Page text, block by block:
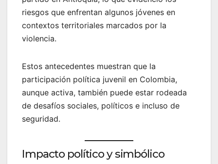
riesgos que enfrentan algunos jóvenes en
contextos territoriales marcados por la
violencia.
Estos antecedentes muestran que la
participación política juvenil en Colombia,
aunque activa, también puede estar rodeada
de desafíos sociales, políticos e incluso de
seguridad.
Impacto político y simbólico